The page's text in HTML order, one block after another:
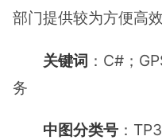
部门提供较为方便高
关键词 ：C#；
务
中图分类号 ：